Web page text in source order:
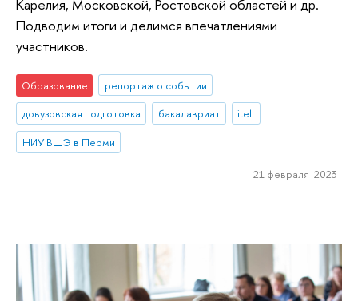
Карелия, Московской, Ростовской областей и др.
Подводим итоги и делимся впечатлениями
участников.
Образование
репортаж о событии
довузовская подготовка
бакалавриат
itell
НИУ ВШЭ в Перми
21 февраля 2023